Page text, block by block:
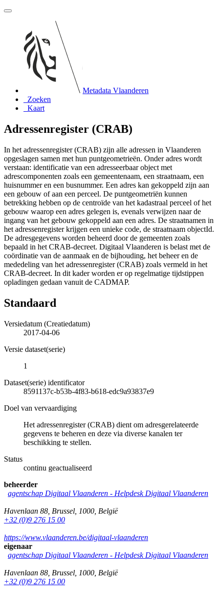
Metadata Vlaanderen
Zoeken
Kaart
Adressenregister (CRAB)
In het adressenregister (CRAB) zijn alle adressen in Vlaanderen
opgeslagen samen met hun puntgeometrieën. Onder adres wordt
verstaan: identificatie van een adresseerbaar object met
adrescomponenten zoals een gemeentenaam, een straatnaam, een
huisnummer en een busnummer. Een adres kan gekoppeld zijn aan
een gebouw of aan een perceel. De puntgeometriën kunnen
betrekking hebben op de centroïde van het kadastraal perceel of het
gebouw waarop een adres gelegen is, evenals verwijzen naar de
ingang van het gebouw gekoppeld aan een adres. De straatnamen in
het adressenregister krijgen een unieke code, de straatnaam objectId.
De adresgegevens worden beheerd door de gemeenten zoals
bepaald in het CRAB-decreet. Digitaal Vlaanderen is belast met de
coördinatie van de aanmaak en de bijhouding, het beheer en de
mededeling van het adressenregister (CRAB) zoals vermeld in het
CRAB-decreet. In dit kader worden er op regelmatige tijdstippen
opladingen gedaan vanuit de CADMAP.
Standaard
Versiedatum (Creatiedatum)
2017-04-06
Versie dataset(serie)
1
Dataset(serie) identificator
8591137c-b53b-4f83-b618-edc9a93837e9
Doel van vervaardiging
Het adressenregister (CRAB) dient om adresgerelateerde
gegevens te beheren en deze via diverse kanalen ter
beschikking te stellen.
Status
continu geactualiseerd
beheerder
agentschap Digitaal Vlaanderen - Helpdesk Digitaal Vlaanderen
Havenlaan 88 Brussel 1000 België
+32 (0)9 276 15 00
https://www.vlaanderen.be/digitaal-vlaanderen
eigenaar
agentschap Digitaal Vlaanderen - Helpdesk Digitaal Vlaanderen
Havenlaan 88 Brussel 1000 België
+32 (0)9 276 15 00